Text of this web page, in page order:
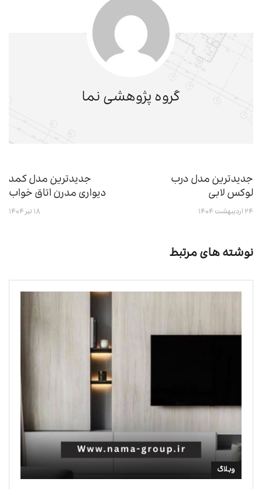
گروه پژوهشی نما
جدیدترین مدل درب
لوکس لابی
۲۴ اردیبهشت ۱۴۰۴
جدیدترین مدل کمد
دیواری مدرن اتاق خواب
۱۸ تیر ۱۴۰۴
نوشته های مرتبط
وبلاگ